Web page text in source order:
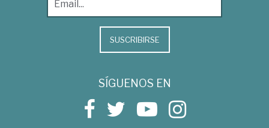
SUSCRIBIRSE
SÍGUENOS EN